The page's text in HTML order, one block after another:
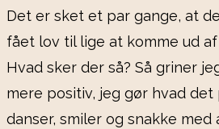
Det er sket et par gange, at
fået lov til lige at komme ud
Hvad sker der så? Så griner
mere positiv, jeg gør hvad det
danser, smiler og snakke med